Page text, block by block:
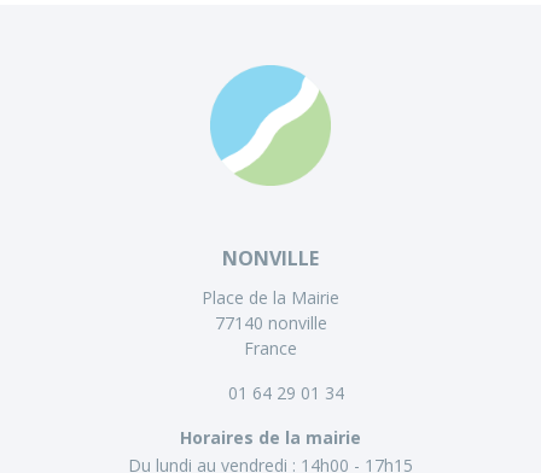
NONVILLE
Place de la Mairie
77140 nonville
France
01 64 29 01 34
Horaires de la mairie
Du lundi au vendredi : 14h00 - 17h15